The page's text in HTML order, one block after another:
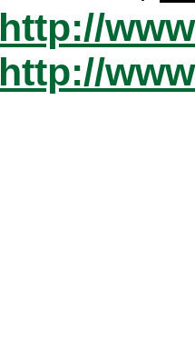
http://
http://